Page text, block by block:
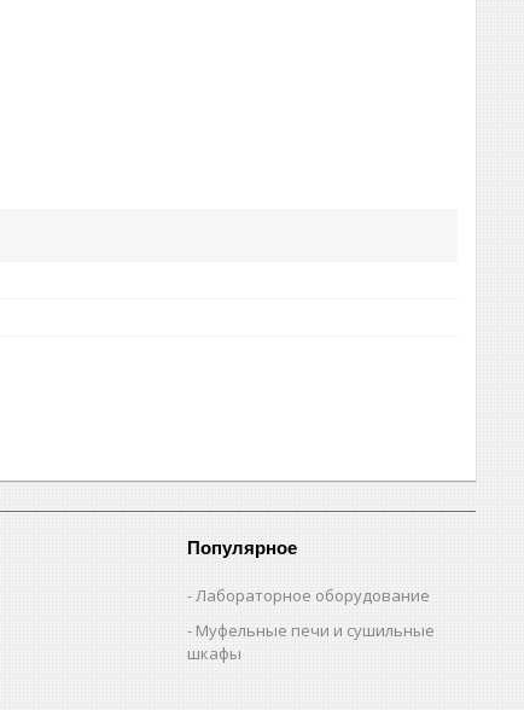
Популярное
Лабораторное оборудование
Муфельные печи и сушильные
шкафы